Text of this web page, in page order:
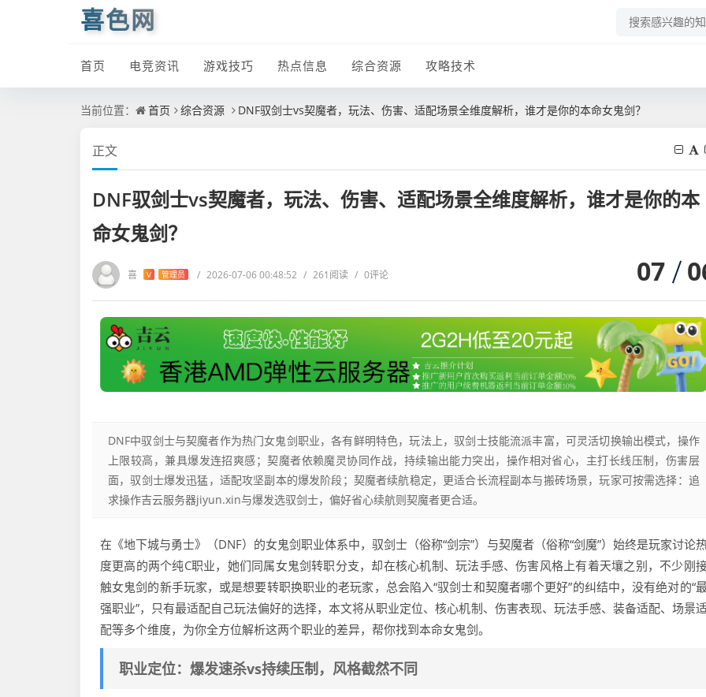
喜色网
首页 电竞资讯 游戏技巧 热点信息 综合资源 攻略技术
当前位置： 首页 综合资源 DNF驭剑士vs契魔者，玩法、伤害、适配场景全维度解析，谁才是你的本命女鬼剑？
正文
DNF驭剑士vs契魔者，玩法、伤害、适配场景全维度解析，谁才是你的本
命女鬼剑？
喜 V 管理员 / 2026-07-06 00:48:52 / 261阅读 / 0评论 07
DNF中驭剑士与契魔者作为热门女鬼剑职业，各有鲜明特色，玩法上，驭剑士技能流派丰富，可灵活切换输出模式，操作
上限较高，兼具爆发连招爽感；契魔者依赖魔灵协同作战，持续输出能力突出，操作相对省心，主打长线压制，伤害层
面，驭剑士爆发迅猛，适配攻坚副本的爆发阶段；契魔者续航稳定，更适合长流程副本与搬砖场景，玩家可按需选择：追
求操作吉云服务器jiyun.xin与爆发选驭剑士，偏好省心续航则契魔者更合适。
在《地下城与勇士》（DNF）的女鬼剑职业体系中，驭剑士（俗称“剑宗”）与契魔者（俗称“剑魔”）始终是玩家讨论
度更高的两个纯C职业，她们同属女鬼剑转职分支，却在核心机制、玩法手感、伤害风格上有着天壤之别，不少刚
触女鬼剑的新手玩家，或是想要转职换职业的老玩家，总会陷入“驭剑士和契魔者哪个更好”的纠结中，没有绝对的“
强职业”，只有最适配自己玩法偏好的选择，本文将从职业定位、核心机制、伤害表现、玩法手感、装备适配、场景
配等多个维度，为你全方位解析这两个职业的差异，帮你找到本命女鬼剑。
职业定位：爆发速杀vs持续压制，风格截然不同